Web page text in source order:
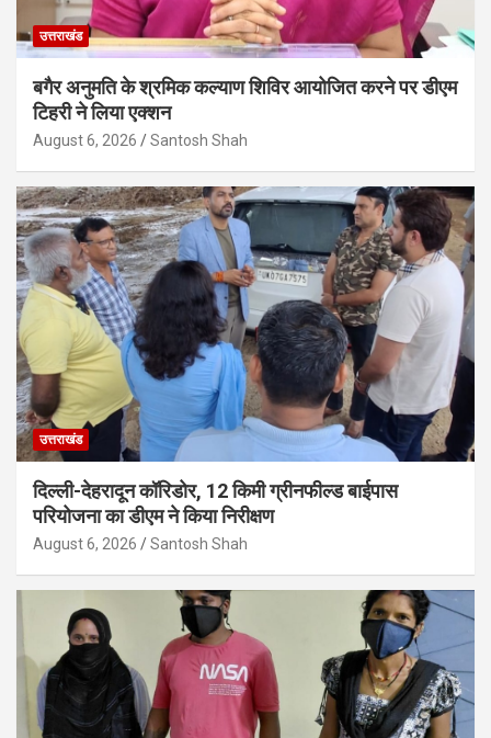
उत्तराखंड
बगैर अनुमति के श्रमिक कल्याण शिविर आयोजित करने पर डीएम
टिहरी ने लिया एक्शन
August 6, 2026 Santosh Shah
उत्तराखंड
दिल्ली-देहरादून कॉरिडोर, 12 किमी ग्रीनफील्ड बाईपास
परियोजना का डीएम ने किया निरीक्षण
August 6, 2026 Santosh Shah